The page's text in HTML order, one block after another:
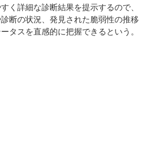
く詳細な診断結果を提示するので、
断の状況、発見された脆弱性の推移
タスを直感的に把握できるという。